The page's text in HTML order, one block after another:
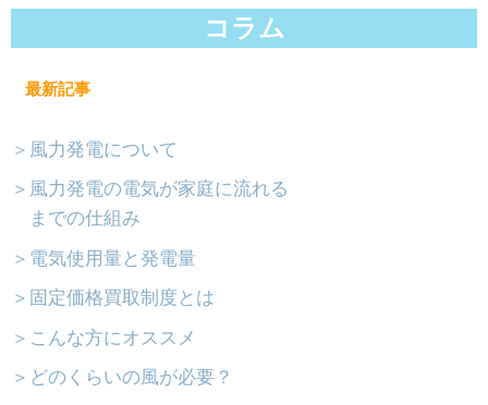
コラム
最新記事
＞風力発電について
＞風力発電の電気が家庭に流れる
までの仕組み
＞電気使用量と発電量
＞固定価格買取制度とは
＞こんな方にオススメ
＞どのくらいの風が必要？